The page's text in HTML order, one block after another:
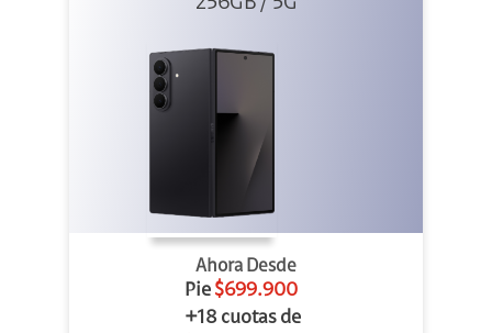
Black
Ahora Desde
Pie $699.900
+18 cuotas de